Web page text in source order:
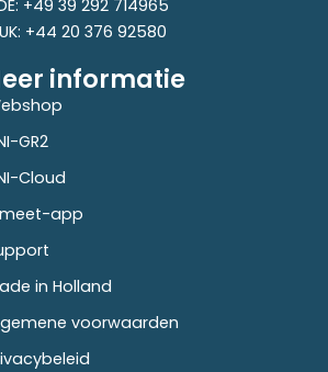
+49 39 292 714965
UK: +44 20 376 92580
informatie
GR2
Cloud
app
in Holland
voorwaarden